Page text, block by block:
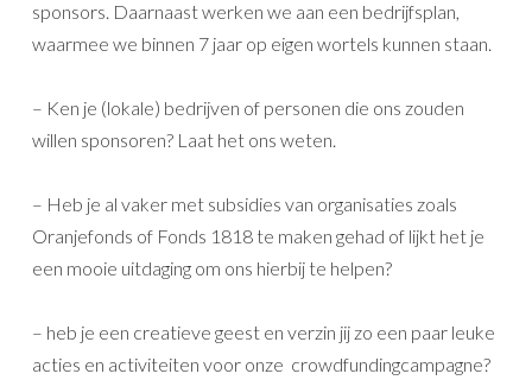
sponsors. Daarnaast werken we aan een bedrijfsplan,
waarmee we binnen 7 jaar op eigen wortels kunnen staan.
– Ken je (lokale) bedrijven of personen die ons zouden
willen sponsoren? Laat het ons weten.
– Heb je al vaker met subsidies van organisaties zoals
Oranjefonds of Fonds 1818 te maken gehad of lijkt het je
een mooie uitdaging om ons hierbij te helpen?
– heb je een creatieve geest en verzin jij zo een paar leuke
acties en activiteiten voor onze crowdfundingcampagne?